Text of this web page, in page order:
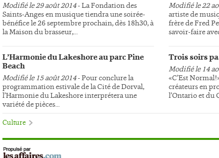
Modifié le 29 août 2014- La Fondation des
Saints-Anges en musique tiendra une soirée-
bénéfice le 26 septembre prochain, dès 18h30, à
la Maison du brasseur,...
L’Harmonie du Lakeshore au parc Pine
Beach
Modifié le 15 août 2014- Pour conclure la
programmation estivale de la Cité de Dorval,
l’Harmonie du Lakeshore interprétera une
variété de pièces...
Modifié le 22
artiste de
frère de Fred
savoir-faire
Trois soirs
Modifié le 14
«C’Est
créateurs en
l’Ontario et du
Culture